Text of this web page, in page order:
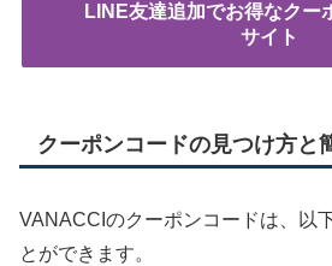
LINE友達追加でお得なクー
サイト
クーポンコードの見つけ方と
VANACCIのクーポンコードは、以
とができます。